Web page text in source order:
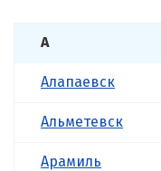
А
Алапаевск
Альметевск
Арамиль